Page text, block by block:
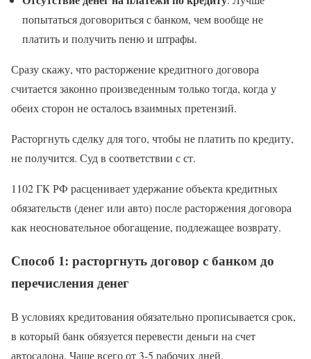
попытаться договориться с банком, чем вообще не
платить и получить пеню и штрафы.
Сразу скажу, что расторжение кредитного договора
считается законно произведенным только тогда, когда у
обеих сторон не осталось взаимных претензий.
Расторгнуть сделку для того, чтобы не платить по кредиту,
не получится. Суд в соответствии с ст.
1102 ГК РФ расценивает удержание объекта кредитных
обязательств (денег или авто) после расторжения договора
как неосновательное обогащение, подлежащее возврату.
Способ 1: расторгнуть договор с банком до
перечисления денег
В условиях кредитования обязательно прописывается срок,
в который банк обязуется перевести деньги на счет
автосалона. Чаще всего от 3-5 рабочих дней.